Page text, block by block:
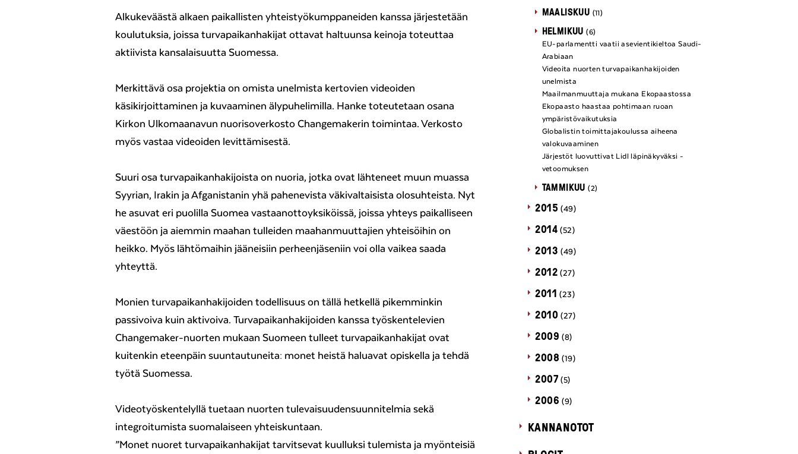
Alkukeväästä alkaen paikallisten yhteistyökumppaneiden kanssa järjestetään
koulutuksia, joissa turvapaikanhakijat ottavat haltuunsa keinoja toteuttaa
aktiivista kansalaisuutta Suomessa.
Merkittävä osa projektia on omista unelmista kertovien videoiden
käsikirjoittaminen ja kuvaaminen älypuhelimilla. Hanke toteutetaan osana
Kirkon Ulkomaanavun nuorisoverkosto Changemakerin toimintaa. Verkosto
myös vastaa videoiden levittämisestä.
Suuri osa turvapaikanhakijoista on nuoria, jotka ovat lähteneet muun muassa
Syyrian, Irakin ja Afganistanin yhä pahenevista väkivaltaisista olosuhteista. Nyt
he asuvat eri puolilla Suomea vastaanottoyksiköissä, joissa yhteys paikalliseen
väestöön ja aiemmin maahan tulleiden maahanmuuttajien yhteisöihin on
heikko. Myös lähtömaihin jääneisiin perheenjäseniin voi olla vaikea saada
yhteyttä.
Monien turvapaikanhakijoiden todellisuus on tällä hetkellä pikemminkin
passivoiva kuin aktivoiva. Turvapaikanhakijoiden kanssa työskentelevien
Changemaker-nuorten mukaan Suomeen tulleet turvapaikanhakijat ovat
kuitenkin eteenpäin suuntautuneita: monet heistä haluavat opiskella ja tehdä
työtä Suomessa.
Videotyöskentelyllä tuetaan nuorten tulevaisuudensuunnitelmia sekä
integroitumista suomalaiseen yhteiskuntaan.
”Monet nuoret turvapaikanhakijat tarvitsevat kuulluksi tulemista ja myönteisiä
MAALISKUU (11)
HELMIKUU (6)
EU-parlamentti vaatii asevientikieltoa Saudi-
Arabiaan
Videoita nuorten turvapaikanhakijoiden
unelmista
Maailmanmuuttaja mukana Ekopaastossa
Ekopaasto haastaa pohtimaan ruoan
ympäristövaikutuksia
Globalistin toimittajakoulussa aiheena
valokuvaaminen
Järjestöt luovuttivat Lidl läpinäkyväksi -
vetoomuksen
TAMMIKUU (2)
2015 (49)
2014 (52)
2013 (49)
2012 (27)
2011 (23)
2010 (27)
2009 (8)
2008 (19)
2007 (5)
2006 (9)
KANNANOTOT